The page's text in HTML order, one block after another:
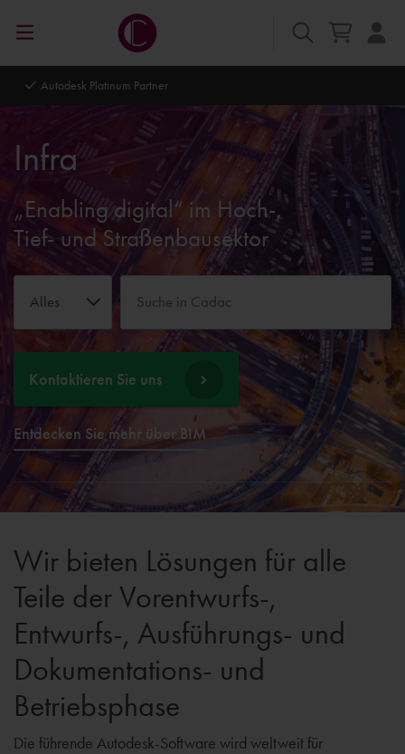
Autodesk Platinum Partner
Infra
„Enabling digital“ im Hoch-,
Tief- und Straßenbausektor
Alles
Kontaktieren Sie uns
Entdecken Sie mehr über BIM
Wir bieten Lösungen für alle
Teile der Vorentwurfs-,
Entwurfs-, Ausführungs- und
Dokumentations- und
Betriebsphase
Die führende Autodesk-Software wird weltweit für